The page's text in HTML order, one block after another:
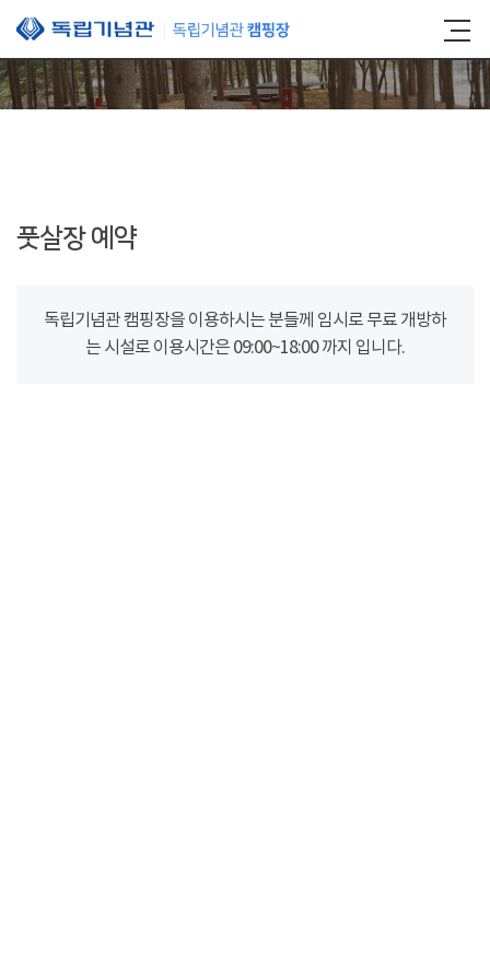
본문 바로가기
풋살장 예약
독립기념관 캠핑장을 이용하시는 분들께 임시로 무료 개방하
는 시설로 이용시간은 09:00~18:00 까지 입니다.